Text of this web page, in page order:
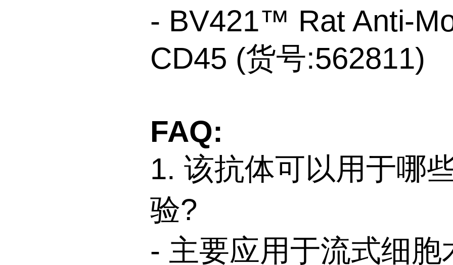
- BV421™ Rat Anti-
CD45 (货号:562811)
FAQ:
1. 该抗体可以用于哪
验?
- 主要应用于流式细胞